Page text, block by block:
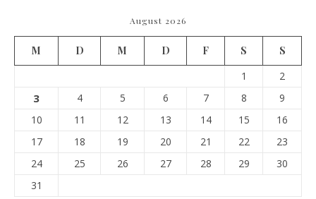
August 2026
M D M D F S
S
1
2
3 4 5 6 7 8
9
10
11 12 13 14 15
16
17
18 19 20 21 22
23
24
25 26 27 28 29
30
31